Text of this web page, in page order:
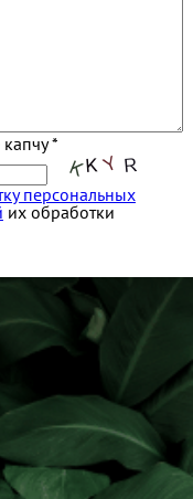
*
персональных
их обработки